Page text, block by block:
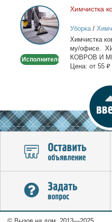
Химчистка
ковров
на
дому/
Исполнитель
Хим­чист­ка
Уборка/
Хим­чист­ка
му/офи­се.
КОВРОВ И
Це­на: от 55 ₽